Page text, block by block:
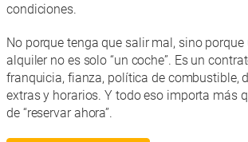
condiciones.
No porque tenga que salir mal, sino porque
alquiler no es solo “un coche”. Es un
franquicia, fianza, política de combustible,
extras y horarios. Y todo eso importa más
de “reservar ahora”.